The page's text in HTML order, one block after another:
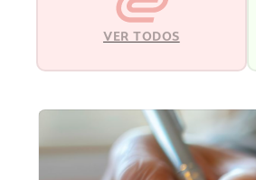
VER TODOS